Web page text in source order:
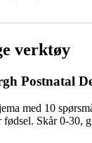
verktøy
Postnatal
med 10
fødsel. Skår 0-30,